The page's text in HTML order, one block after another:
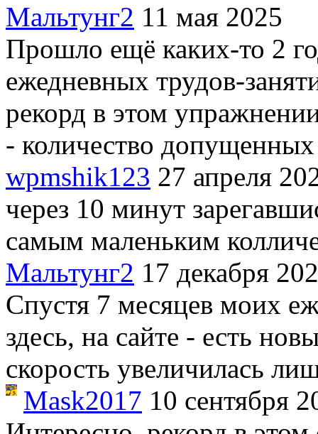
Мальтунг2 11 мая 2025
Прошло ещё каких-то 2
ежедневных трудов-
рекорд в этом
- количество
wpmshik123 27 апреля
через 10 минут
самым маленьким
Мальтунг2 17 декабря
Спустя 7 месяцев моих
здесь, на сайте - есть
скорость увеличилась
Mask2017 10 сентября